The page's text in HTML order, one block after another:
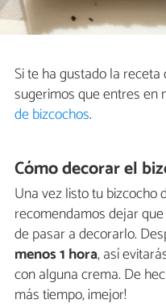
Si te ha gustado la receta
sugerimos que entres en
de bizcochos.
Cómo decorar el
Una vez listo tu bizcocho
recomendamos dejar
de pasar a decorarlo.
menos 1 hora, así
con alguna crema. De
más tiempo, ¡mejor!